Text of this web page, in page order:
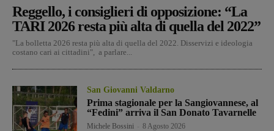
Reggello, i consiglieri di opposizione: “La
TARI 2026 resta più alta di quella del 2022”
"La bolletta 2026 resta più alta di quella del 2022. Disservizi e ideologia
costano cari ai cittadini", a parlare...
San Giovanni Valdarno
Prima stagionale per la Sangiovannese, al
“Fedini” arriva il San Donato Tavarnelle
Michele Bossini 8 Agosto 2026